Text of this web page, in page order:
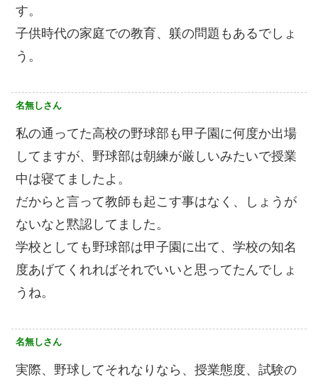
す。
子供時代の家庭での教育、躾の問題もあるでしょ
う。
名無しさん
私の通ってた高校の野球部も甲子園に何度か出場
してますが、野球部は朝練が厳しいみたいで授業
中は寝てましたよ。
だからと言って教師も起こす事はなく、しょうが
ないなと黙認してました。
学校としても野球部は甲子園に出て、学校の知名
度あげてくれればそれでいいと思ってたんでしょ
うね。
名無しさん
実際、野球してそれなりなら、授業態度、試験の